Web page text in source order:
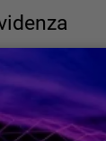
nella
di
Scopri come i